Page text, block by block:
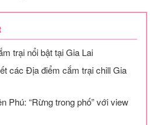
trại nổi bật tại Gia Lai
các Địa điểm cắm trại chill Gia
Phú: “Rừng trong phố” với view